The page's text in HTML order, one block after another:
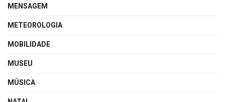
MENSAGEM
METEOROLOGIA
MOBILIDADE
MUSEU
MÚSICA